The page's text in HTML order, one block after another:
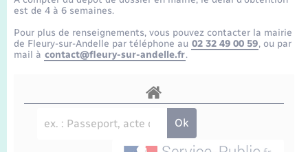
Etat-civil - Papiers - Citoyenneté
Mariage – PACS
Recensement
Loisirs
Transports scolaires
Travaux - Autorisation d’occupation de l’espace
public
Compétences
Présentation de la commune
est de 4 à 6 semaines.
Pour plus de renseignements, vous pouvez contacter la mairie
de Fleury-sur-Andelle par téléphone au 02 32 49 00 59, ou par
mail à contact@fleury-sur-andelle.fr.